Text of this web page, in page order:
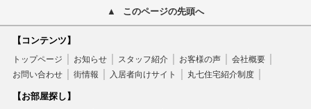
このページの先頭へ
【コンテンツ】
トップページ お知らせ スタッフ紹介 お客様の声
会社概要
お問い合わせ
街情報 入居者向けサイト 丸七住宅紹介制度
【お部屋探し】